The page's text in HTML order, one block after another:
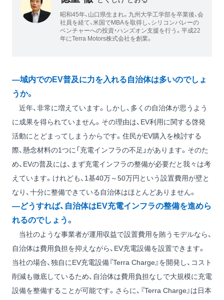
昭和45年、山口県生まれ。九州大学工学部を卒業後、会
社員を経て、米国でMBAを取得し、シリコンバレーの
ベンチャーへの投資・ハンズオン支援を行う。平成22
年にTerra Motors株式会社を創業。
―域内でのEV普及に力を入れる自治体は多いのでしょ
うか。
近年、非常に増えています。しかし、多くの自治体が思うよう
に成果を得られていません。その理由は、EV利用に関する啓発
活動にとどまってしまうからです。住民がEV購入を検討する
際、懸念材料の1つに「充電インフラの不足」があります。そのた
め、EVの普及には、まず充電インフラの整備が必要だと我々は考
えています。けれども、1基40万～50万円という設置費用が壁と
なり、十分に整備できている自治体はほとんどありません。
―どうすれば、自治体はEV充電インフラの整備を進めら
れるのでしょう。
当社のような事業者が運用収益で設置費用を賄うモデルなら、
自治体は費用負担を抑えながら、EV充電設備を設置できます。
当社の場合、独自にEV充電設備『Terra Charge』を開発し、コスト
削減も徹底しているため、自治体は費用負担なしで大規模に充電
設備を整備することが可能です。さらに、『Terra Charge』は日本